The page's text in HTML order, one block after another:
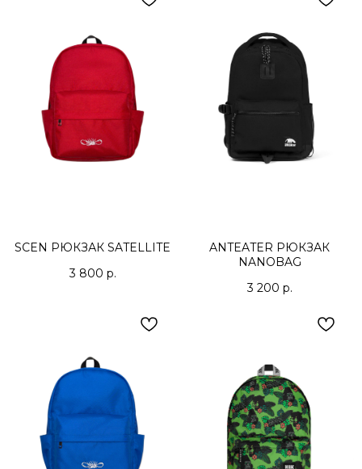
SCEN РЮКЗАК SATELLITE
3 800 р.
ANTEATER РЮКЗАК
NANOBAG
3 200 р.